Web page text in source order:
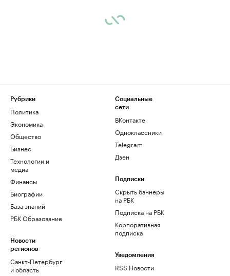
Рубрики
Политика
Экономика
Общество
Бизнес
Технологии и
медиа
Финансы
Биографии
База знаний
РБК Образование
Новости
регионов
Санкт-Петербург
и область
Социальные
сети
ВКонтакте
Одноклассники
Telegram
Дзен
Подписки
Скрыть баннеры
на РБК
Подписка на РБК
Корпоративная
подписка
Уведомления
RSS Новости